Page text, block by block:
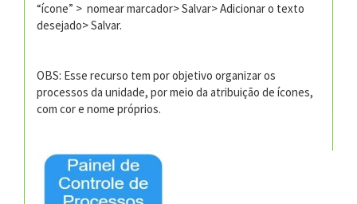
“ícone” > nomear marcador> Salvar> Adicionar o texto
desejado> Salvar.
OBS: Esse recurso tem por objetivo organizar os
processos da unidade, por meio da atribuição de ícones,
com cor e nome próprios.